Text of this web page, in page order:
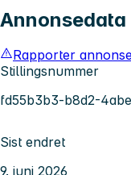
Annonsedata
Rapporter
Stillingsnummer
fd55b3b3-b8d2-
Sist endret
9. juni 2026